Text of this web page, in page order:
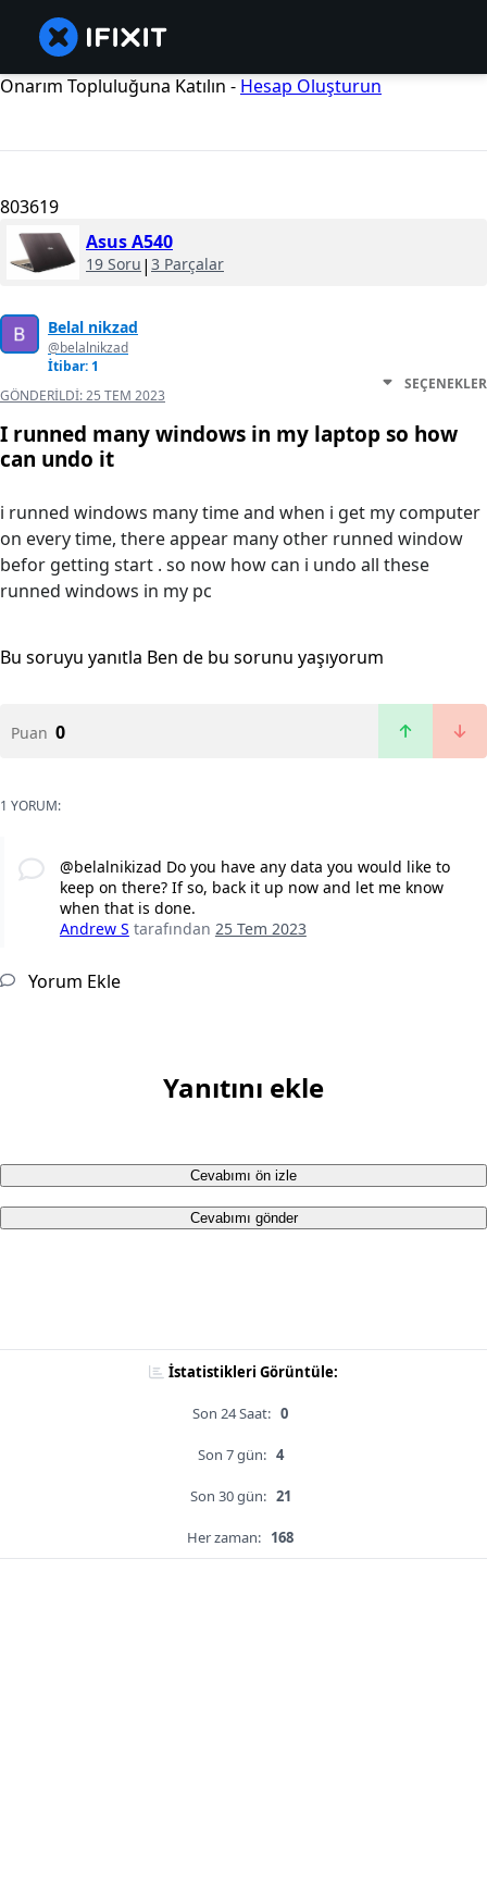
Onarım Topluluğuna Katılın - Hesap Oluşturun
803619
Asus A540
19 Soru | 3 Parçalar
Belal nikzad
@belalnikzad
İtibar: 1
GÖNDERILDI:25 TEM 2023
SEÇENEKLER
I runned many windows in my laptop so how
can undo it
i runned windows many time and when i get my computer
on every time, there appear many other runned window
befor getting start . so now how can i undo all these
runned windows in my pc
Bu soruyu yanıtla Ben de bu sorunu yaşıyorum
Puan 0
1 YORUM:
@belalnikizad Do you have any data you would like to
keep on there? If so, back it up now and let me know
when that is done.
Andrew S tarafından 25 Tem 2023
Yorum Ekle
Yanıtını ekle
Cevabımı ön izle
Cevabımı gönder
İstatistikleri Görüntüle:
Son 24 Saat: 0
Son 7 gün: 4
Son 30 gün: 21
Her zaman: 168